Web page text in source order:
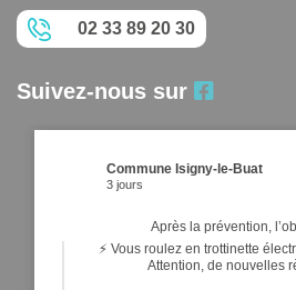
02 33 89 20 30
Suivez-nous sur
Commune Isigny-le-Buat
3 jours
Après la prévention,
⚡ Vous roulez en trottinette
Attention, de nouvelles